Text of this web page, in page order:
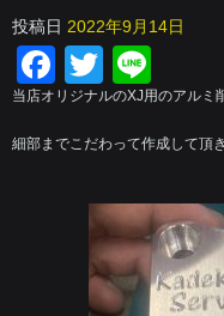
投稿日 2022年9月14日
Facebook
Twitter
当店オリジナルのXJ用のアル
細部までこだわって作成して頂